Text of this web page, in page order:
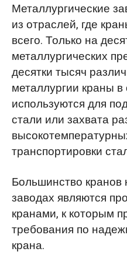
Металлургические
из отраслей, где
всего. Только на
металлургических
десятки тысяч
металлургии краны
используются для
стали или захвата
транспортировки
Большинство кранов
заводах являются
кранами, к которым
требования по
крана.